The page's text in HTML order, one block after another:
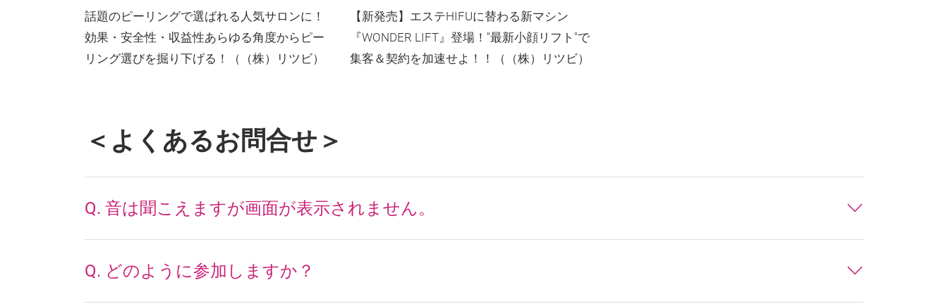
話題のピーリングで選ばれる人気サロンに！
効果・安全性・収益性あらゆる角度からピー
リング選びを掘り下げる！（（株）リツビ）
【新発売】エステHIFUに替わる新マシン
『WONDER LIFT』登場！"最新小顔リフト"で
集客＆契約を加速せよ！！（（株）リツビ）
＜よくあるお問合せ＞
Q. 音は聞こえますが画面が表示されません。
Q. どのように参加しますか？